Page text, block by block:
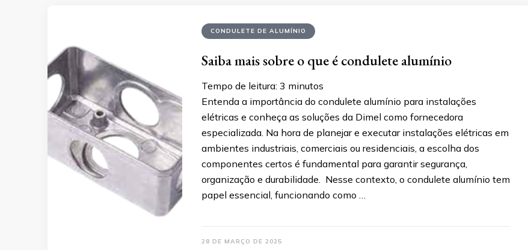
CONDULETE DE ALUMÍNIO
Saiba mais sobre o que é condulete alumínio
Tempo de leitura: 3 minutos
Entenda a importância do condulete alumínio para instalações
elétricas e conheça as soluções da Dimel como fornecedora
especializada. Na hora de planejar e executar instalações elétricas em
ambientes industriais, comerciais ou residenciais, a escolha dos
componentes certos é fundamental para garantir segurança,
organização e durabilidade. Nesse contexto, o condulete alumínio tem
papel essencial, funcionando como …
28 DE MARÇO DE 2025